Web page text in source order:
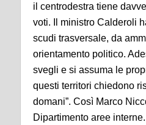
il centrodestra tiene
voti. Il ministro Calderoli
scudi trasversale, da
orientamento politico.
svegli e si assuma le
questi territori chiedono
domani”. Così Marco
Dipartimento aree interne.